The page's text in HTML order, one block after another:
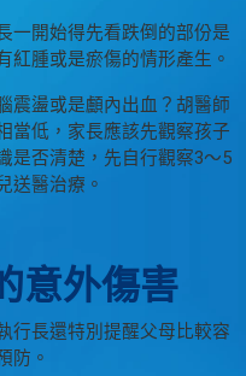
一開始得先看跌倒的部份是
紅腫或是瘀傷的情形產生。
震盪或是顱內出血？胡醫師
當低，家長應該先觀察孩子
是否清楚，先自行觀察3～5
送醫治療。
意外傷害
行長還特別提醒父母比較容
防。